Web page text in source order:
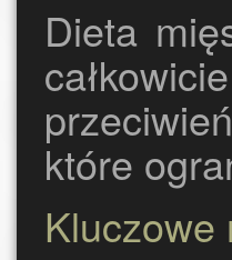
Dieta
które
Kluczowe